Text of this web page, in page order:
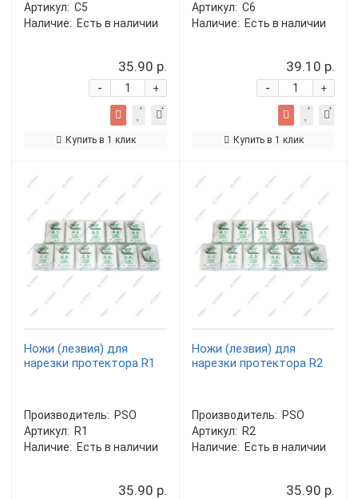
Артикул: C5
Наличие: Есть в наличии
35.90 р.
+
-
Купить в 1 клик
Артикул: C6
Наличие: Есть в наличии
39.10 р.
+
-
Купить в 1 клик
Ножи (лезвия) для
нарезки протектора R1
Производитель: PSO
Артикул: R1
Наличие: Есть в наличии
35.90 р.
Ножи (лезвия) для
нарезки протектора R2
Производитель: PSO
Артикул: R2
Наличие: Есть в наличии
35.90 р.